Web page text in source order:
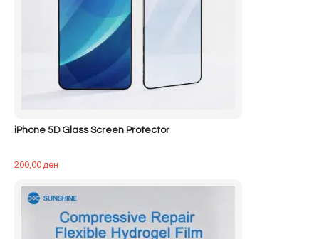
iPhone 5D Glass Screen Protector
200,00ден